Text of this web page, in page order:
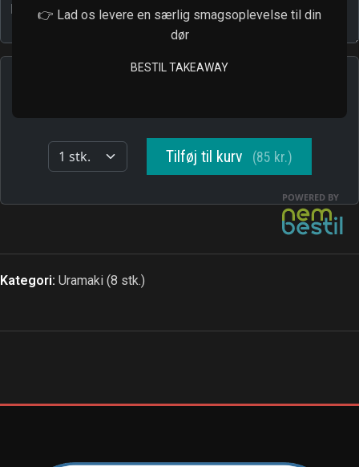
👉 Lad os levere en særlig smagsoplevelse til din
dør
BESTIL TAKEAWAY
Kategori: Uramaki (8 stk.)